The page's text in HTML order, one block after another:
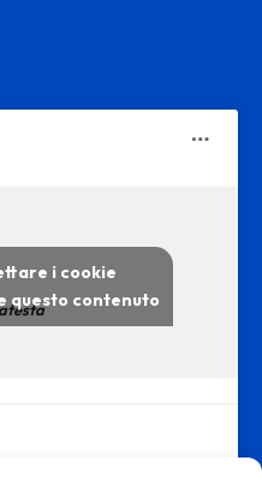
i cookie
questo contenuto